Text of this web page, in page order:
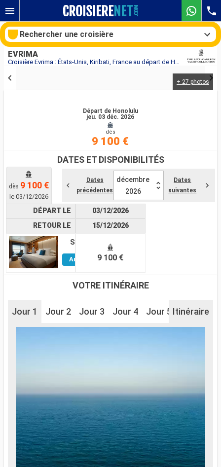
Croisière Evrima : États-Unis, Kiribati, France au départ de Honolulu
EVRIMA
+ 27 photos
Départ de Honolulu
jeu. 03 déc. 2026
dès
9 100 €
DATES ET DISPONIBILITÉS
dès 9 100 €
le 03/12/2026
Dates
précédentes
décembre
2026
Dates
suivantes
DÉPART LE
RETOUR LE
Suite
Autres
03/12/2026
15/12/2026
9 100 €
VOTRE ITINÉRAIRE
Jour 1 Jour 2 Jour 3 Jour 4 Jour 5 Jour 6
Itinéraire
Rechercher une croisière
Rechercher